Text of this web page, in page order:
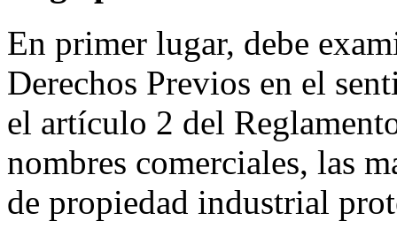
En primer lugar, debe
Derechos Previos en el
el artículo 2 del
nombres comerciales, las
de propiedad industrial